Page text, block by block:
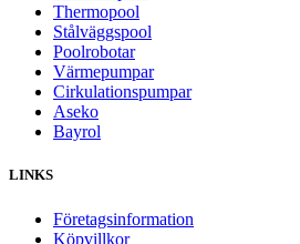
Thermopool
Stålväggspool
Poolrobotar
Värmepumpar
Cirkulationspumpar
Aseko
Bayrol
LINKS
Företagsinformation
Köpvillkor